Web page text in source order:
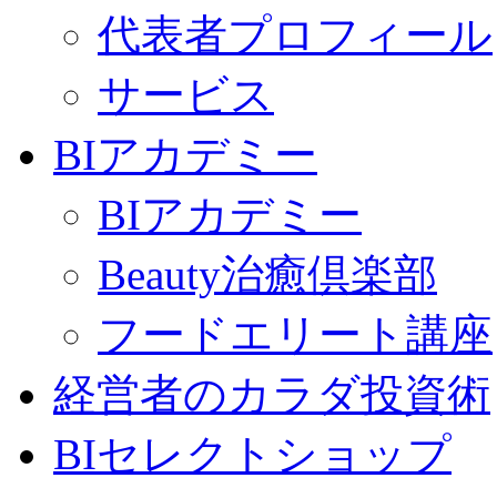
代表者プロフィール
サービス
BIアカデミー
BIアカデミー
Beauty治癒倶楽部
フードエリート講座
経営者のカラダ投資術
BIセレクトショップ